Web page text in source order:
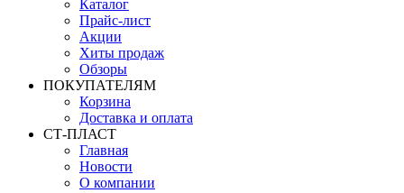
Каталог
Прайс-лист
Акции
Хиты продаж
Обзоры
ПОКУПАТЕЛЯМ
Корзина
Доставка и оплата
СТ-ПЛАСТ
Главная
Новости
О компании